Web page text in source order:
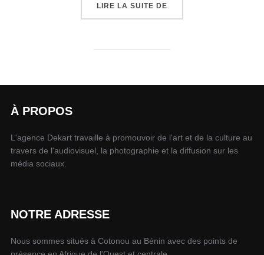
LIRE LA SUITE DE
À PROPOS
L'agence Dekart travaille à promouvoir de l'art et de la culture au
travers de l'audiovisuel, la photographie et la diffusion sur les
média sociaux.
NOTRE ADRESSE
Nous sommes situés à Cotonou au Bénin avec des points de